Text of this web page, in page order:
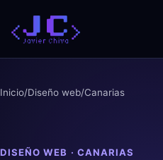
contenido
Inicio/Diseño web/Canarias
DISEÑO WEB · CANARIAS